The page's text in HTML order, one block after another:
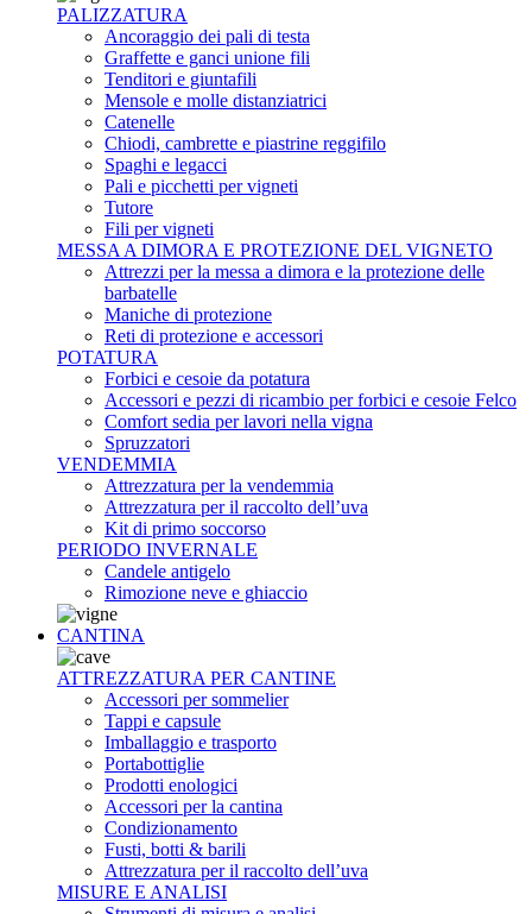
PALIZZATURA
Ancoraggio dei pali di testa
Graffette e ganci unione fili
Tenditori e giuntafili
Mensole e molle distanziatrici
Catenelle
Chiodi, cambrette e piastrine reggifilo
Spaghi e legacci
Pali e picchetti per vigneti
Tutore
Fili per vigneti
MESSA A DIMORA E PROTEZIONE DEL VIGNETO
Attrezzi per la messa a dimora e la protezione delle
barbatelle
Maniche di protezione
Reti di protezione e accessori
POTATURA
Forbici e cesoie da potatura
Accessori e pezzi di ricambio per forbici e cesoie Felco
Comfort sedia per lavori nella vigna
Spruzzatori
VENDEMMIA
Attrezzatura per la vendemmia
Attrezzatura per il raccolto dell’uva
Kit di primo soccorso
PERIODO INVERNALE
Candele antigelo
Rimozione neve e ghiaccio
CANTINA
ATTREZZATURA PER CANTINE
Accessori per sommelier
Tappi e capsule
Imballaggio e trasporto
Portabottiglie
Prodotti enologici
Accessori per la cantina
Condizionamento
Fusti, botti & barili
Attrezzatura per il raccolto dell’uva
MISURE E ANALISI